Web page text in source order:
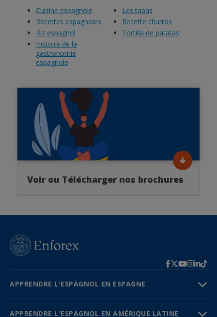
Cuisine espagnole
Recettes espagnoles
Riz espagnol
Histoire de la
gastronomie
espagnole
Les tapas
Recette churros
Tortilla de patatas
Voir ou Télécharger nos brochures
APPRENDRE L'ESPAGNOL EN ESPAGNE
APPRENDRE L'ESPAGNOL EN AMÉRIQUE LATINE